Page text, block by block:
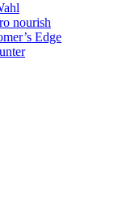
nourish
Edge